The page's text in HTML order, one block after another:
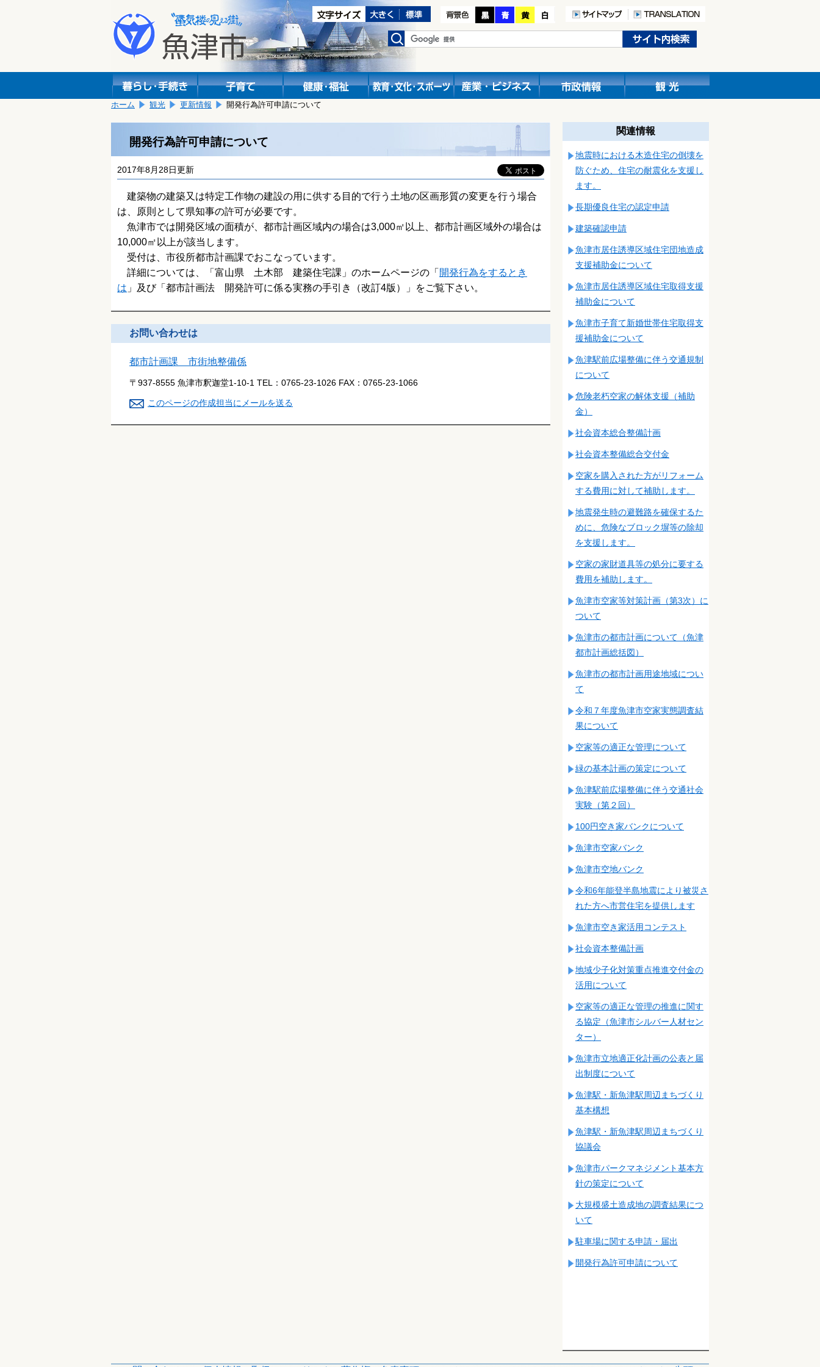
し
ホーム 観光 更新情報 開発行為許可申請について
開発行為許可申請について
2017年8月28日更新
建築物の建築又は特定工作物の建設の用に供する目的で行う土地の区画形質の変更を行う場合
は、原則として県知事の許可が必要です。
魚津市では開発区域の面積が、都市計画区域内の場合は3,000㎡以上、都市計画区域外の場合は
10,000㎡以上が該当します。
受付は、市役所都市計画課でおこなっています。
詳細については、「富山県 土木部 建築住宅課」のホームページの「 開発行為をするとき
は 」及び「都市計画法 開発許可に係る実務の手引き（改訂4版）」をご覧下さい。
お問い合わせは
都市計画課 市街地整備係
〒937-8555 魚津市釈迦堂1-10-1 TEL： 0765-23-1026 FAX： 0765-23-1066
このページの作成担当にメールを送る
関連情報
地震時における木造住宅の倒壊を
防ぐため、住宅の耐震化を支援し
ます。
長期優良住宅の認定申請
建築確認申請
魚津市居住誘導区域住宅団地造成
支援補助金について
魚津市居住誘導区域住宅取得支援
補助金について
魚津市子育て新婚世帯住宅取得支
援補助金について
魚津駅前広場整備に伴う交通規制
について
危険老朽空家の解体支援（補助
金）
社会資本総合整備計画
社会資本整備総合交付金
空家を購入された方がリフォーム
する費用に対して補助します。
地震発生時の避難路を確保するた
めに、危険なブロック塀等の除却
を支援します。
空家の家財道具等の処分に要する
費用を補助します。
魚津市空家等対策計画（第3次）に
ついて
魚津市の都市計画について（魚津
都市計画総括図）
魚津市の都市計画用途地域につい
て
令和７年度魚津市空家実態調査結
果について
空家等の適正な管理について
緑の基本計画の策定について
魚津駅前広場整備に伴う交通社会
実験（第２回）
100円空き家バンクについて
魚津市空家バンク
魚津市空地バンク
令和6年能登半島地震により被災さ
れた方へ市営住宅を提供します
魚津市空き家活用コンテスト
社会資本整備計画
地域少子化対策重点推進交付金の
活用について
空家等の適正な管理の推進に関す
る協定（魚津市シルバー人材セン
ター）
魚津市立地適正化計画の公表と届
出制度について
魚津駅・新魚津駅周辺まちづくり
基本構想
魚津駅・新魚津駅周辺まちづくり
協議会
魚津市パークマネジメント基本方
針の策定について
大規模盛土造成地の調査結果につ
いて
駐車場に関する申請・届出
開発行為許可申請について